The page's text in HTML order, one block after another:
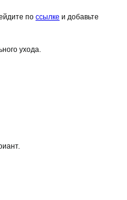
по ссылке и добавьте
ухода.